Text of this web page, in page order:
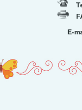
E-mail: